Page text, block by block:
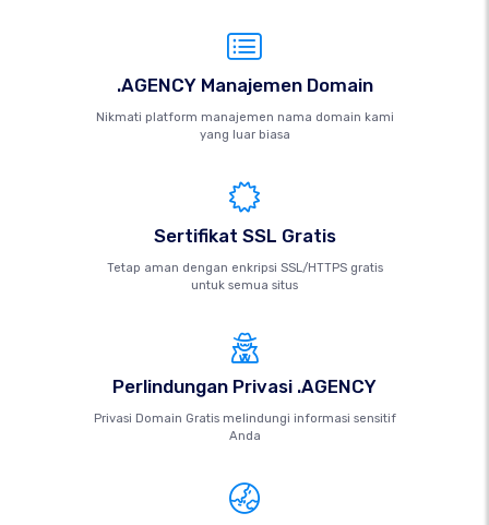
.AGENCY Manajemen Domain
Nikmati platform manajemen nama domain kami
yang luar biasa
Sertifikat SSL Gratis
Tetap aman dengan enkripsi SSL/HTTPS gratis
untuk semua situs
Perlindungan Privasi .AGENCY
Privasi Domain Gratis melindungi informasi sensitif
Anda